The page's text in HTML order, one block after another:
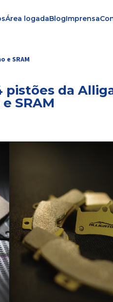
Área logadaBlogImprensa
e SRAM
pistões da
SRAM